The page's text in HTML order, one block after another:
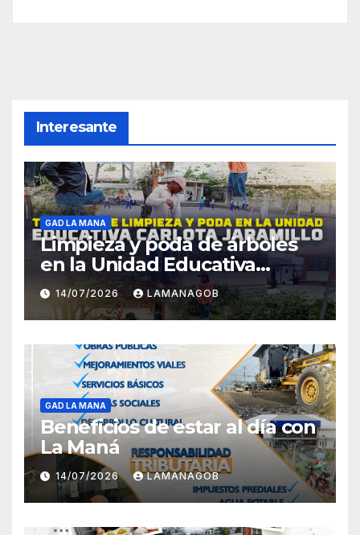
Interesante
GAD LA MANA
Limpieza y poda de árboles
en la Unidad Educativa
Carlota Jaramillo
14/07/2026 LAMANAGOB
GAD LA MANA
Beneficios de estar al día con
La Maná
14/07/2026 LAMANAGOB